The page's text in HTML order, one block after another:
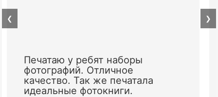
Печатаю у ребят наборы
фотографий. Отличное
качество. Так же печатала
идеальные фотокниги.
❮ ❯